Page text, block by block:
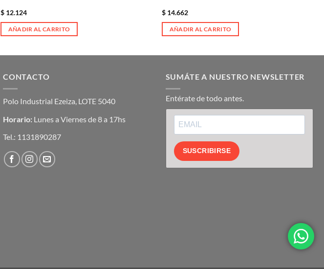
$12.124
AÑADIR AL CARRITO
$14.662
AÑADIR AL CARRITO
CONTACTO
Polo Industrial Ezeiza, LOTE 5040
Horario: Lunes a Viernes de 8 a 17hs
Tel.: 1131890287
SUMÁTE A NUESTRO NEWSLETTER
Entérate de todo antes.
SUSCRIBIRSE